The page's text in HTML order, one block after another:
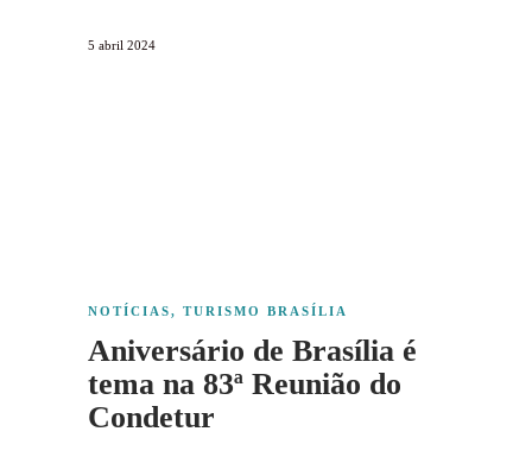
5 abril 2024
NOTÍCIAS, TURISMO BRASÍLIA
Aniversário de Brasília é
tema na 83ª Reunião do
Condetur